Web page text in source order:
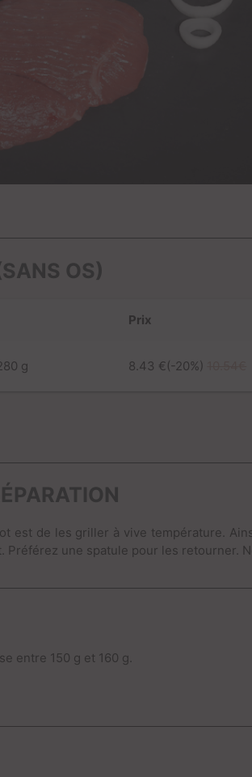
OS)
Prix
g 8.43 €(-20%)
est de les griller à vive température.
une spatule pour les retourner.
entre 150 g et 160 g.